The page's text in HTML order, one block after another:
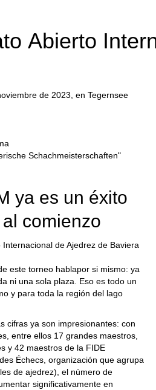
Abierto
de 2023, en Tegernsee
Schachmeisterschaften"
ya es un éxito
comienzo
Internacional de Ajedrez de Baviera
este torneo hablapor si mismo: ya
ni una sola plaza. Eso es todo un
y para toda la región del lago
cifras ya son impresionantes: con
entre ellos 17 grandes maestros,
y 42 maestros de la FIDE
Échecs, organización que agrupa
de ajedrez), el número de
significativamente en